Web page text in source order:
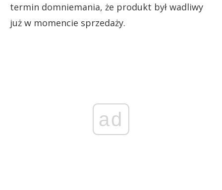
termin domniemania, że produkt był wadliwy
już w momencie sprzedaży.
ad